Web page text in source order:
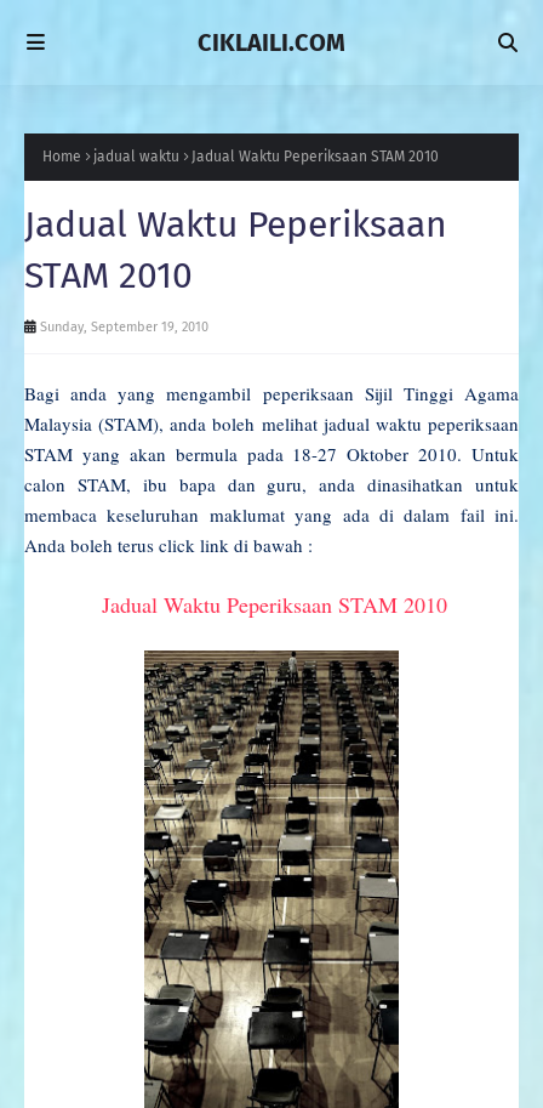
CIKLAILI.COM
Home jadual waktu Jadual Waktu Peperiksaan STAM 2010
Jadual Waktu Peperiksaan
STAM 2010
Sunday, September 19, 2010
Bagi anda yang mengambil peperiksaan Sijil Tinggi Agama
Malaysia (STAM), anda boleh melihat jadual waktu peperiksaan
STAM yang akan bermula pada 18-27 Oktober 2010. Untuk
calon STAM, ibu bapa dan guru, anda dinasihatkan untuk
membaca keseluruhan maklumat yang ada di dalam fail ini.
Anda boleh terus click link di bawah :
Jadual Waktu Peperiksaan STAM 2010